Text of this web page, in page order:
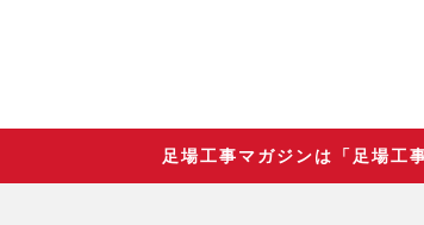
足場工事マガジンは「足場工